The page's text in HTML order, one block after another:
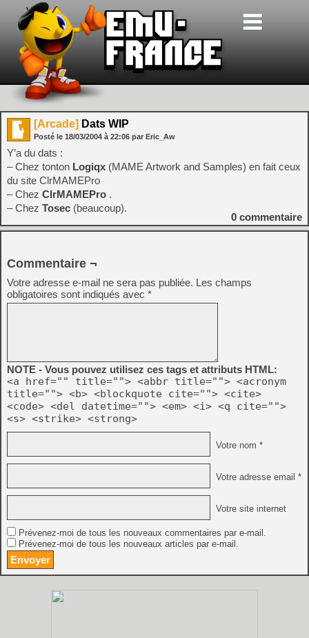
[Arcade] Dats WIP
Posté le 18/03/2004 à 22:06 par Eric_Aw
Y’a du dats :
– Chez tonton Logiqx (MAME Artwork and Samples) en fait ceux
du site ClrMAMEPro
– Chez ClrMAMEPro .
– Chez Tosec (beaucoup).
0 commentaire
Commentaire ¬
Votre adresse e-mail ne sera pas publiée. Les champs
obligatoires sont indiqués avec *
NOTE - Vous pouvez utilisez ces tags et attributs HTML:
<a href="" title=""> <abbr title=""> <acronym
title=""> <b> <blockquote cite=""> <cite>
<code> <del datetime=""> <em> <i> <q cite="">
<s> <strike> <strong>
Votre nom *
Votre adresse email *
Votre site internet
Prévenez-moi de tous les nouveaux commentaires par e-mail.
Prévenez-moi de tous les nouveaux articles par e-mail.